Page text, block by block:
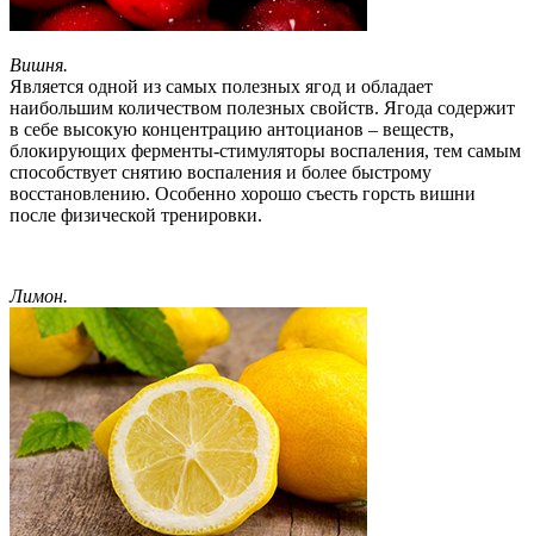
Вишня.
Является одной из самых полезных ягод и обладает
наибольшим количеством полезных свойств. Ягода содержит
в себе высокую концентрацию антоцианов – веществ,
блокирующих ферменты-стимуляторы воспаления, тем самым
способствует снятию воспаления и более быстрому
восстановлению. Особенно хорошо съесть горсть вишни
после физической тренировки.
Лимон.